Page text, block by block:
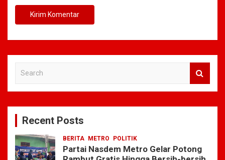
c
Recent Posts
BERITA METRO POLITIK
Partai Nasdem Metro Gelar Potong